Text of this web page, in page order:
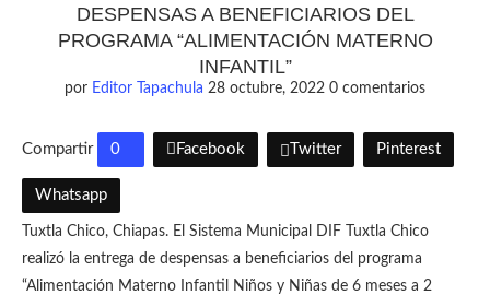
DESPENSAS A BENEFICIARIOS DEL
PROGRAMA “ALIMENTACIÓN MATERNO
INFANTIL”
por Editor Tapachula 28 octubre, 2022 0 comentarios
Compartir 0 Facebook Twitter Pinterest
Whatsapp
Tuxtla Chico, Chiapas. El Sistema Municipal DIF Tuxtla Chico
realizó la entrega de despensas a beneficiarios del programa
“Alimentación Materno Infantil Niños y Niñas de 6 meses a 2